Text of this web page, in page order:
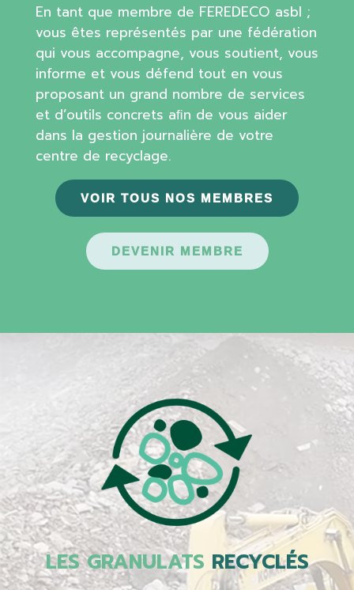
En tant que membre de FEREDECO asbl ;
vous êtes représentés par une fédération
qui vous accompagne, vous soutient, vous
informe et vous défend tout en vous
proposant un grand nombre de services
et d’outils concrets aﬁn de vous aider
dans la gestion journalière de votre
centre de recyclage.
VOIR TOUS NOS MEMBRES
DEVENIR MEMBRE
LES GRANULATS RECYCLÉS